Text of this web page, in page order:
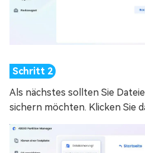
Als nächstes sollten Sie
sichern möchten. Klicken Sie